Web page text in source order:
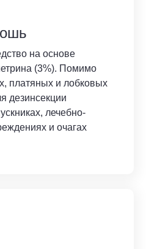
на основе
(3%). Помимо
платяных и лобковых
дезинсекции
лечебно-
и очагах